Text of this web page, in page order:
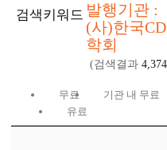
검색키워드 발행기관 :
(사)한국
학회
(검색결과 4,374
무료
기관 내 무료
유료